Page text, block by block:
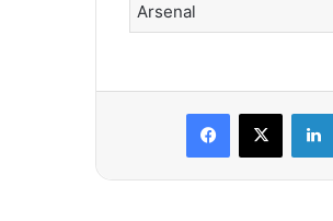
Arsenal
Facebook
X